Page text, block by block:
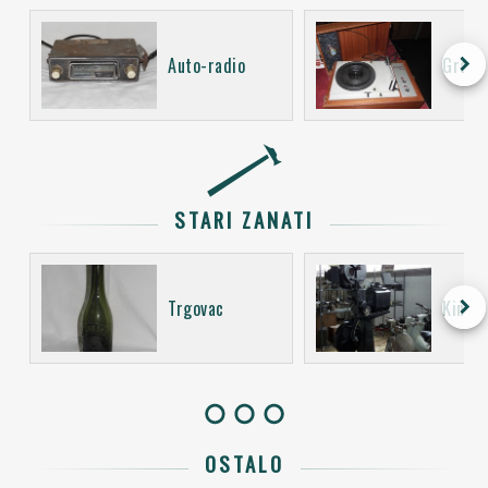
Auto-radio keyboard_arrow_right
STARI ZANATI
Trgovac Kino
keyboard_arrow_right
OSTALO